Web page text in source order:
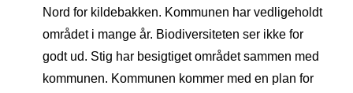
Nord for kildebakken. Kommunen har vedligeholdt
området i mange år. Biodiversiteten ser ikke for
godt ud. Stig har besigtiget området sammen med
kommunen. Kommunen kommer med en plan for